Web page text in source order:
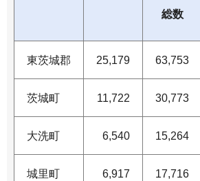
総数
東茨城郡 25,179 63,753
茨城町 11,722 30,773
大洗町 6,540 15,264
城里町 6,917 17,716